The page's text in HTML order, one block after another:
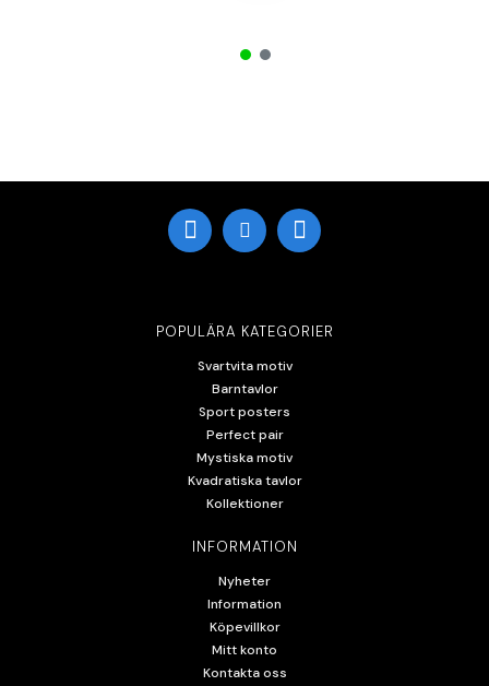
POPULÄRA KATEGORIER
Svartvita motiv
Barntavlor
Sport posters
Perfect pair
Mystiska motiv
Kvadratiska tavlor
Kollektioner
INFORMATION
Nyheter
Information
Köpevillkor
Mitt konto
Kontakta oss